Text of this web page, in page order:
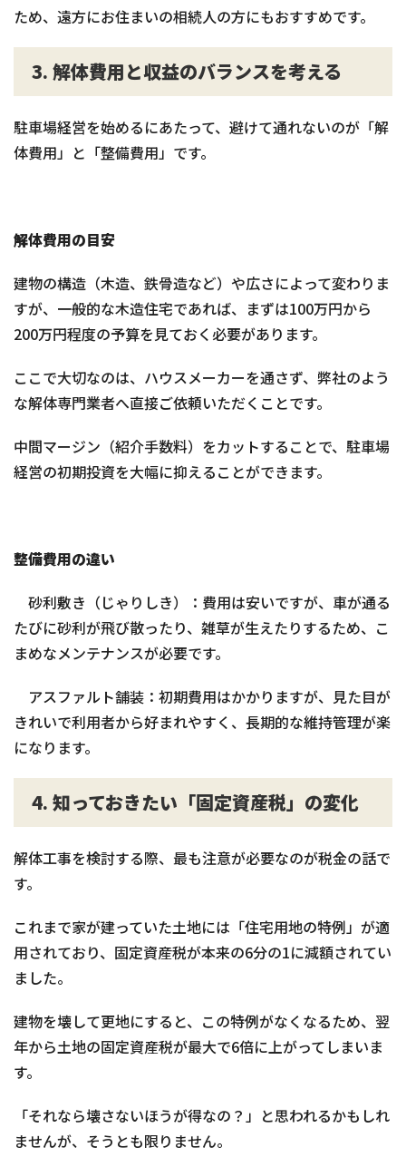
ため、遠方にお住まいの相続人の方にもおすすめです。
3. 解体費用と収益のバランスを考える
駐車場経営を始めるにあたって、避けて通れないのが「解
体費用」と「整備費用」です。
解体費用の目安
建物の構造（木造、鉄骨造など）や広さによって変わりま
すが、一般的な木造住宅であれば、まずは100万円から
200万円程度の予算を見ておく必要があります。
ここで大切なのは、ハウスメーカーを通さず、弊社のよう
な解体専門業者へ直接ご依頼いただくことです。
中間マージン（紹介手数料）をカットすることで、駐車場
経営の初期投資を大幅に抑えることができます。
整備費用の違い
砂利敷き（じゃりしき）：費用は安いですが、車が通る
たびに砂利が飛び散ったり、雑草が生えたりするため、こ
まめなメンテナンスが必要です。
アスファルト舗装：初期費用はかかりますが、見た目が
きれいで利用者から好まれやすく、長期的な維持管理が楽
になります。
4. 知っておきたい「固定資産税」の変化
解体工事を検討する際、最も注意が必要なのが税金の話で
す。
これまで家が建っていた土地には「住宅用地の特例」が適
用されており、固定資産税が本来の6分の1に減額されてい
ました。
建物を壊して更地にすると、この特例がなくなるため、翌
年から土地の固定資産税が最大で6倍に上がってしまいま
す。
「それなら壊さないほうが得なの？」と思われるかもしれ
ませんが、そうとも限りません。